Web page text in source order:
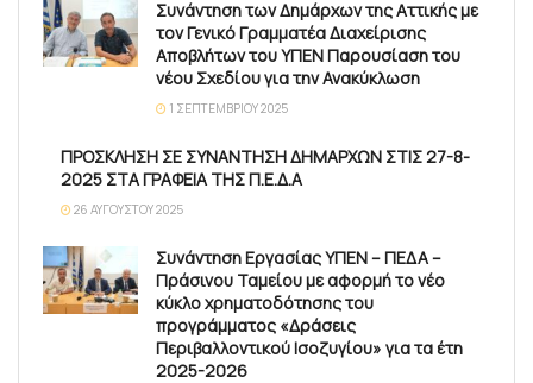
Συνάντηση των Δημάρχων της Αττικής με
τον Γενικό Γραμματέα Διαχείρισης
Αποβλήτων του ΥΠΕΝ Παρουσίαση του
νέου Σχεδίου για την Ανακύκλωση
1 ΣΕΠΤΕΜΒΡΊΟΥ 2025
ΠΡΟΣΚΛΗΣΗ ΣΕ ΣΥΝΑΝΤΗΣΗ ΔΗΜΑΡΧΩΝ ΣΤΙΣ 27-8-
2025 ΣΤΑ ΓΡΑΦΕΙΑ ΤΗΣ Π.Ε.Δ.Α
26 ΑΥΓΟΎΣΤΟΥ 2025
Συνάντηση Εργασίας ΥΠΕΝ – ΠΕΔΑ –
Πράσινου Ταμείου με αφορμή το νέο
κύκλο χρηματοδότησης του
προγράμματος «Δράσεις
Περιβαλλοντικού Ισοζυγίου» για τα έτη
2025-2026